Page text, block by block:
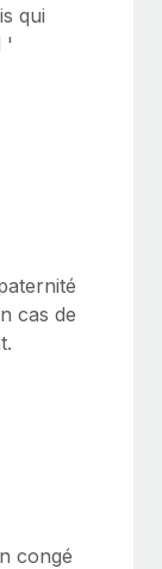
qui
'
cas de
congé